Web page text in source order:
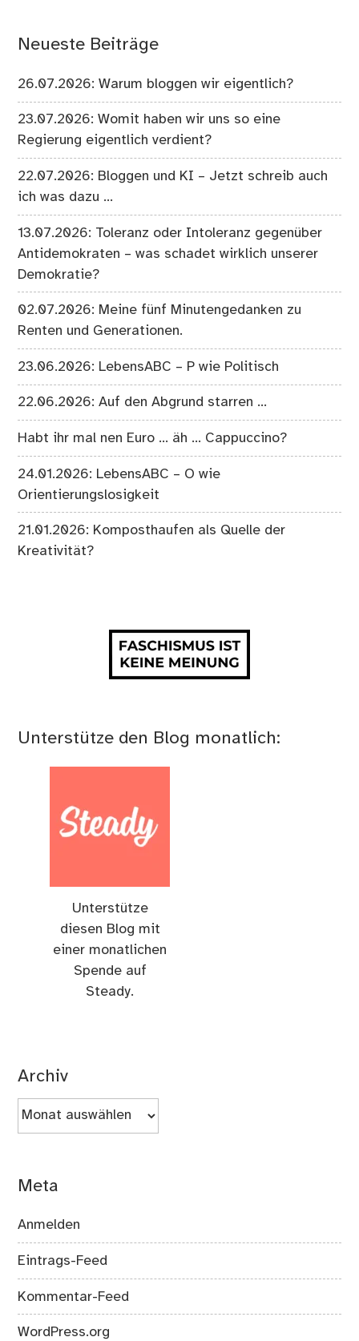
Neueste Beiträge
26.07.2026: Warum bloggen wir eigentlich?
23.07.2026: Womit haben wir uns so eine
Regierung eigentlich verdient?
22.07.2026: Bloggen und KI – Jetzt schreib auch
ich was dazu …
13.07.2026: Toleranz oder Intoleranz gegenüber
Antidemokraten – was schadet wirklich unserer
Demokratie?
02.07.2026: Meine fünf Minutengedanken zu
Renten und Generationen.
23.06.2026: LebensABC – P wie Politisch
22.06.2026: Auf den Abgrund starren …
Habt ihr mal nen Euro … äh … Cappuccino?
24.01.2026: LebensABC – O wie
Orientierungslosigkeit
21.01.2026: Komposthaufen als Quelle der
Kreativität?
Unterstütze den Blog monatlich:
Unterstütze
diesen Blog mit
einer monatlichen
Spende auf
Steady.
Archiv
Archiv
Meta
Anmelden
Eintrags-Feed
Kommentar-Feed
WordPress.org